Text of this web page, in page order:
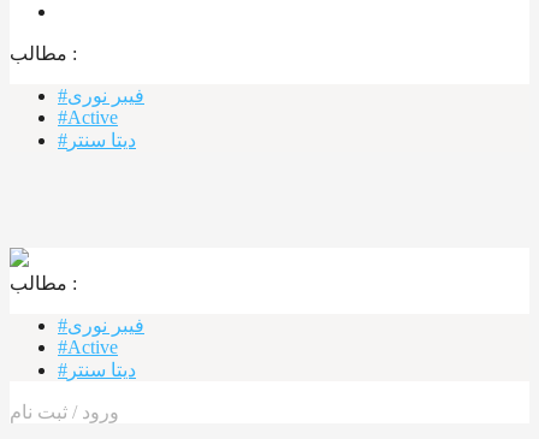
مطالب :‌
#فیبر نوری
#Active
#دیتا سنتر
مطالب :‌ ‌‌
#فیبر نوری
#Active
#دیتا سنتر
ورود / ثبت نام